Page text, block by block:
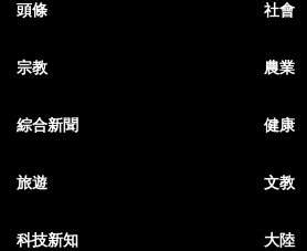
頭條 社會
宗教 農業
綜合新聞 健康
旅遊 文教
科技新知 大陸